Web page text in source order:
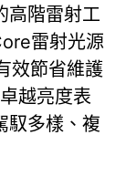
高階雷射工
雷射光源
效節省維護
越亮度表
馭多樣、複